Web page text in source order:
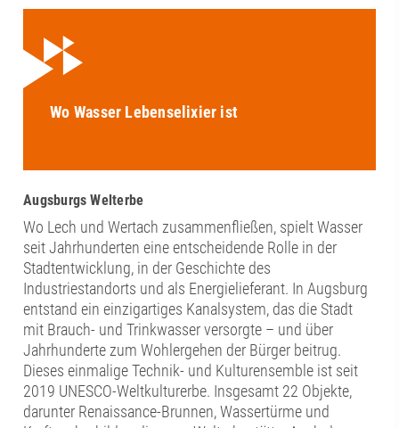
Wo Wasser Lebenselixier ist
Augsburgs Welterbe
Wo Lech und Wertach zusammenfließen, spielt Wasser
seit Jahrhunderten eine entscheidende Rolle in der
Stadtentwicklung, in der Geschichte des
Industriestandorts und als Energielieferant. In Augsburg
entstand ein einzigartiges Kanalsystem, das die Stadt
mit Brauch- und Trinkwasser versorgte – und über
Jahrhunderte zum Wohlergehen der Bürger beitrug.
Dieses einmalige Technik- und Kulturensemble ist seit
2019 UNESCO-Weltkulturerbe. Insgesamt 22 Objekte,
darunter Renaissance-Brunnen, Wassertürme und